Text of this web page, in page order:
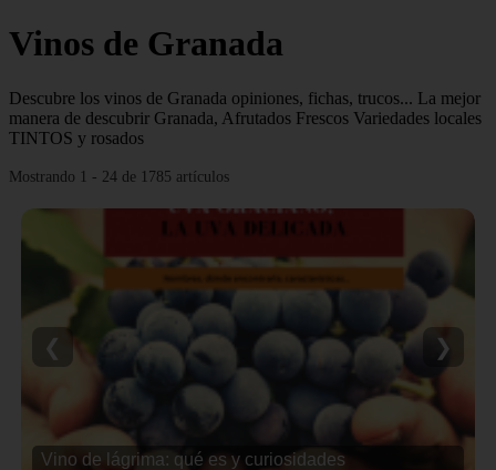
Vinos de Granada
Descubre los vinos de Granada opiniones, fichas, trucos... La mejor
manera de descubrir Granada, Afrutados Frescos Variedades locales
TINTOS y rosados
Mostrando 1 - 24 de 1785 artículos
Vino de lágrima: qué es y curiosidades
❮ ❯